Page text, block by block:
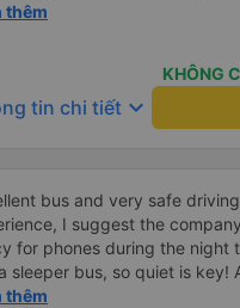
xóc, nhưng đó là đặc
thêm
KHÔNG
tin chi tiết keyboard_arrow_down
bus and very safe
I suggest the
for phones during the night
sleeper bus, so quiet is key!
password clearly inside the
thêm